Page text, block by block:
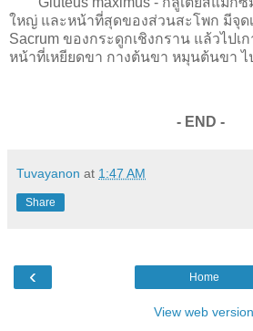
ใหญ่ และหน้าที่สุดของส่วนสะโพก มีจุด
Sacrum ของกระดูกเชิงกราน แล้วไปเ
หน้าที่เหยียดขา กางต้นขา หมุนต้นขา ไ
- END -
Tuvayanon at 1:47 AM
Share
‹ Home
View web version